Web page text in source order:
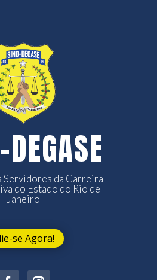
Servidores da Carreira
do Estado do Rio de
Janeiro
se Agora!